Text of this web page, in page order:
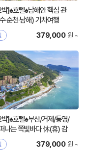
]♠호텔♠남해안 핵심 관
·순천·남해) 기차여행
379,000원 ~
]♠호텔♠부산/거제/통영/
나는 쪽빛바다 休(휴) 감
379,000원 ~